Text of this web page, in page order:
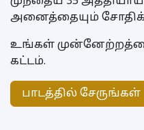
அனைத்தையும்
உங்கள் முன்னேற்றத்தை
கட்டம்.
பாடத்தில் சேருங்கள்